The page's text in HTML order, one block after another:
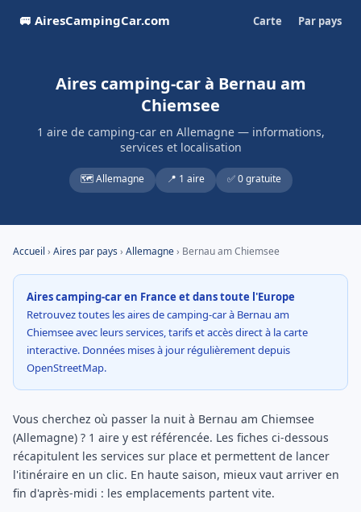
🚐 AiresCampingCar.com Carte Par pays
Aires camping-car à Bernau am
Chiemsee
1 aire de camping-car en Allemagne — informations,
services et localisation
🗺️ Allemagne 📍 1 aire ✅ 0 gratuite
Accueil › Aires par pays› Allemagne› Bernau am Chiemsee
Aires camping-car en France et dans toute l'Europe
Retrouvez toutes les aires de camping-car à Bernau am
Chiemsee avec leurs services, tarifs et accès direct à la carte
interactive. Données mises à jour régulièrement depuis
OpenStreetMap.
Vous cherchez où passer la nuit à Bernau am Chiemsee
(Allemagne) ? 1 aire y est référencée. Les fiches ci-dessous
récapitulent les services sur place et permettent de lancer
l'itinéraire en un clic. En haute saison, mieux vaut arriver en
fin d'après-midi : les emplacements partent vite.